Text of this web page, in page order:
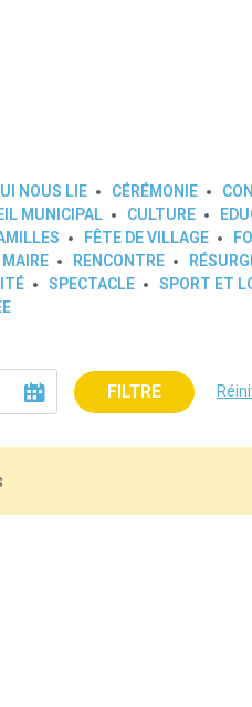
NOUS LIE CÉRÉMONIE
MUNICIPAL CULTURE
FÊTE DE VILLAGE
MAIRE RENCONTRE
SPECTACLE
SPORT ET
FILTRE